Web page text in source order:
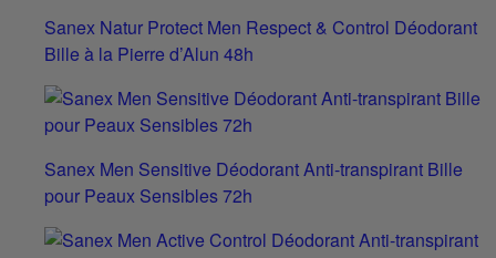
Sanex Natur Protect Men Respect & Control Déodorant
Bille à la Pierre d’Alun 48h
Sanex Men Sensitive Déodorant Anti-transpirant Bille
pour Peaux Sensibles 72h